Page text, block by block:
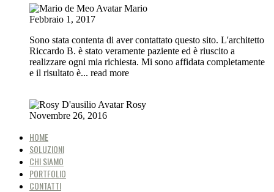
Mario
Febbraio 1, 2017
Sono stata contenta di aver contattato questo sito. L'architetto
Riccardo B. è stato veramente paziente ed è riuscito a
realizzare ogni mia richiesta. Mi sono affidata completamente
e il risultato è... read more
Rosy
Novembre 26, 2016
HOME
SOLUZIONI
CHI SIAMO
PORTFOLIO
CONTATTI